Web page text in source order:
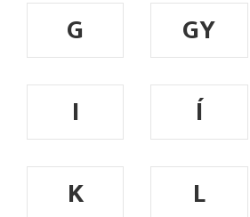
G
GY
I
Í
K
L